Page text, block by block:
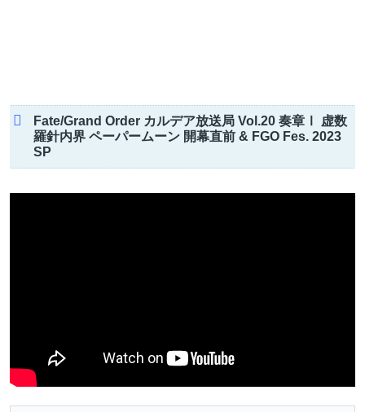
Fate/Grand Order カルデア放送局 Vol.20 奏章Ⅰ 虚数
羅針内界 ペーパームーン 開幕直前 & FGO Fes. 2023
SP